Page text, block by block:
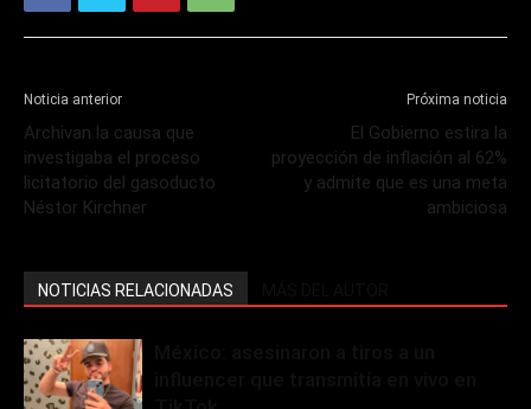
Noticia anterior
Archivan la causa que
investigaba el proceso
licitatorio del gasoducto
Néstor Kirchner
Próxima noticia
El Gobierno estira la
proyección de inflación al 62%
y admite que es una meta
ambiciosa
NOTICIAS RELACIONADAS